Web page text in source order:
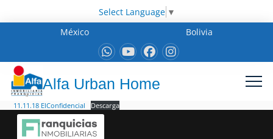
Select Language ▼
México
Bolivia
Alfa Urban Home
11.11.18 ElConfidencial Descarga